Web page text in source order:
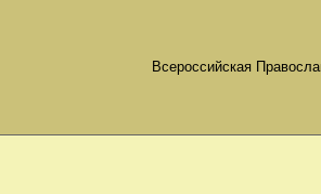
Всероссийская